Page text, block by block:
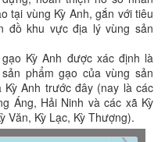
tại vùng Kỳ Anh, gắn với tiêu
đồ khu vực địa lý vùng sản
Kỳ Anh được xác định là
phẩm gạo của vùng sản
Anh trước đây (nay là các
Áng, Hải Ninh và các xã Kỳ
Văn, Kỳ Lạc, Kỳ Thượng).